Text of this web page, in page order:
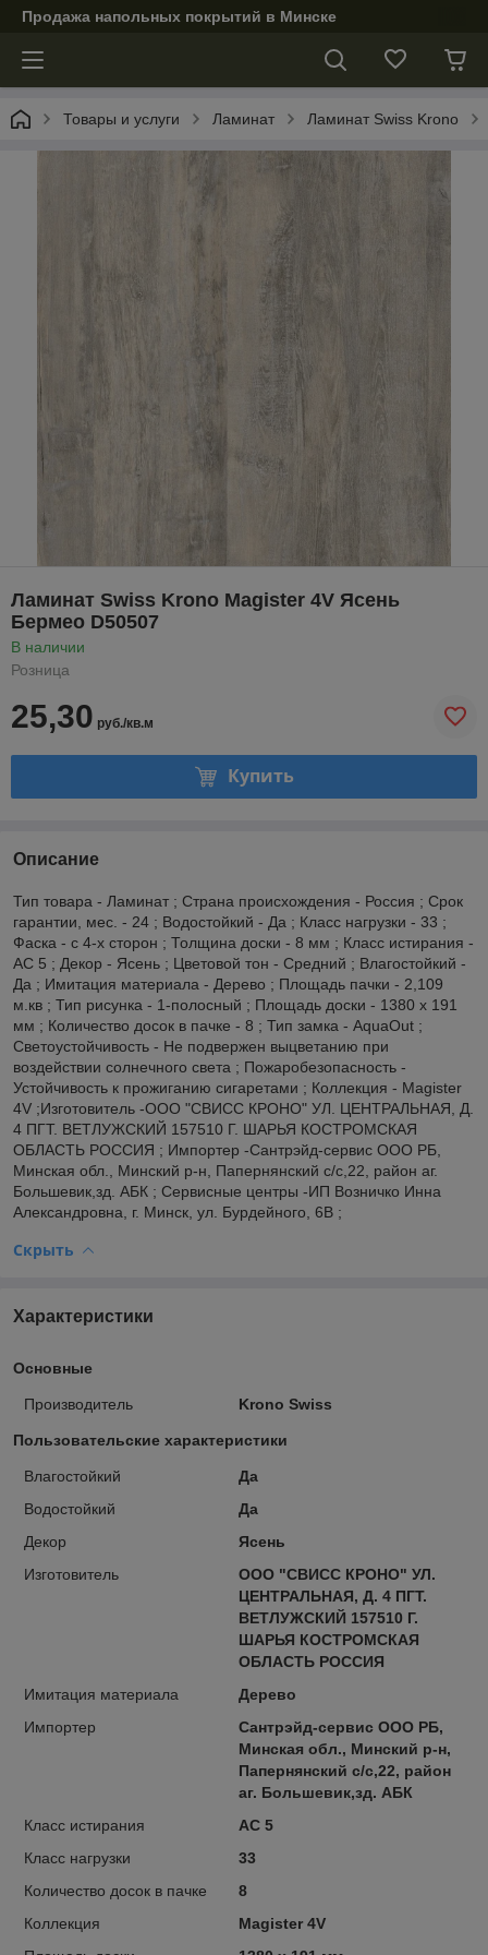
Продажа напольных покрытий в Минске
Товары и услуги Ламинат Ламинат Swiss Krono
Ламинат Swiss Krono Magister 4V Ясень
Бермео D50507
В наличии
Розница
25,30 руб./кв.м
Купить
Описание
Тип товара - Ламинат ; Страна происхождения - Россия ; Срок
гарантии, мес. - 24 ; Водостойкий - Да ; Класс нагрузки - 33 ;
Фаска - с 4-х сторон ; Толщина доски - 8 мм ; Класс истирания -
AC 5 ; Декор - Ясень ; Цветовой тон - Средний ; Влагостойкий -
Да ; Имитация материала - Дерево ; Площадь пачки - 2,109
м.кв ; Тип рисунка - 1-полосный ; Площадь доски - 1380 x 191
мм ; Количество досок в пачке - 8 ; Тип замка - AquaOut ;
Светоустойчивость - Не подвержен выцветанию при
воздействии солнечного света ; Пожаробезопасность -
Устойчивость к прожиганию сигаретами ; Коллекция - Magister
4V ;Изготовитель -ООО "СВИСС КРОНО" УЛ. ЦЕНТРАЛЬНАЯ, Д.
4 ПГТ. ВЕТЛУЖСКИЙ 157510 Г. ШАРЬЯ КОСТРОМСКАЯ
ОБЛАСТЬ РОССИЯ ; Импортер -Сантрэйд-сервис ООО РБ,
Минская обл., Минский р-н, Папернянский с/с,22, район аг.
Большевик,зд. АБК ; Сервисные центры -ИП Возничко Инна
Александровна, г. Минск, ул. Бурдейного, 6В ;
Скрыть
Характеристики
Основные
Производитель Krono Swiss
Пользовательские характеристики
Влагостойкий
Да
Водостойкий
Да
Декор
Ясень
Изготовитель
ООО "СВИСС КРОНО" УЛ.
ЦЕНТРАЛЬНАЯ, Д. 4 ПГТ.
ВЕТЛУЖСКИЙ 157510 Г.
ШАРЬЯ КОСТРОМСКАЯ
ОБЛАСТЬ РОССИЯ
Имитация материала
Дерево
Импортер
Сантрэйд-сервис ООО РБ,
Минская обл., Минский р-н,
Папернянский с/с,22, район
аг. Большевик,зд. АБК
Класс истирания
AC 5
Класс нагрузки
33
Количество досок в пачке
8
Коллекция
Magister 4V